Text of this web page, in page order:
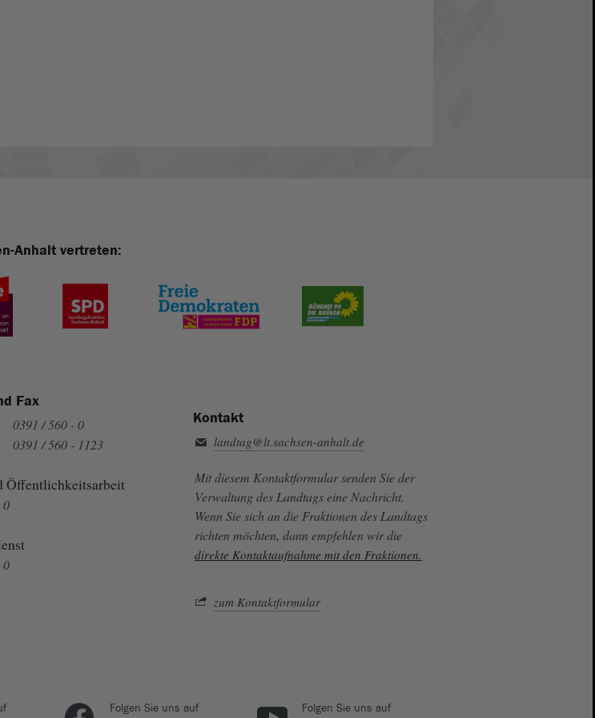
Anhalt vertreten:
Fax
0391 / 560 - 0
0391 / 560 - 1123
Öffentlichkeitsarbeit
0
0
Kontakt
landtag@lt.sachsen-anhalt.de
Mit diesem Kontaktformular senden Sie der
Verwaltung des Landtags eine Nachricht.
Wenn Sie sich an die Fraktionen des Landtags
richten möchten, dann empfehlen wir die
direkte Kontaktaufnahme mit den Fraktionen.
zum Kontaktformular
Folgen Sie uns auf Folgen Sie uns auf